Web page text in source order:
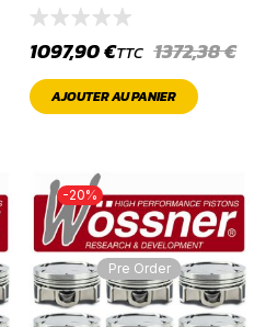
1372,38€
1097,90€TTC
AJOUTER AU PANIER
-20%
Pre Order